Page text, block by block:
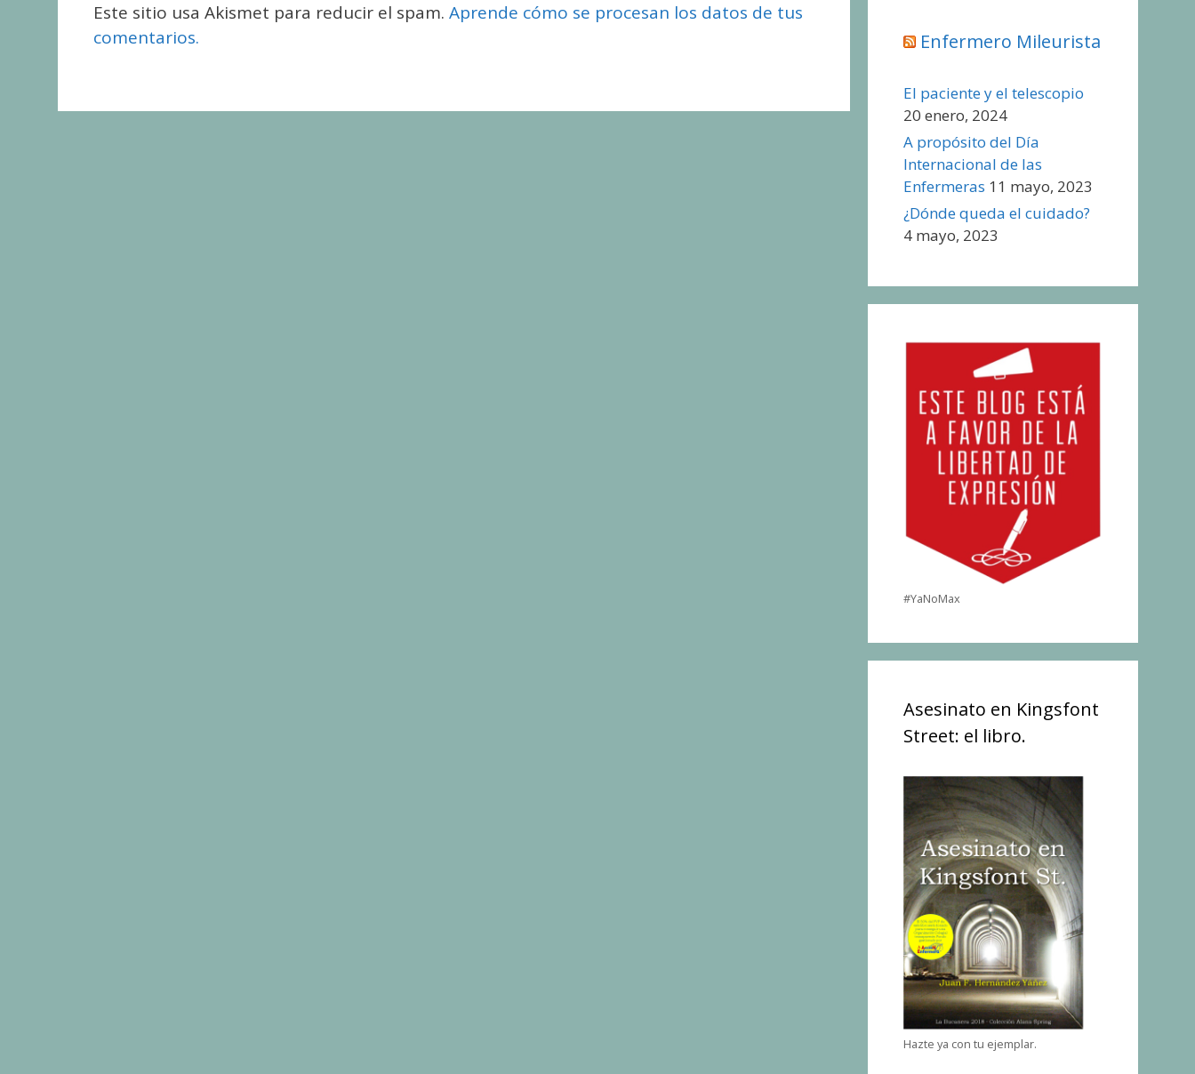
Este sitio usa Akismet para reducir el spam. Aprende cómo se procesan los datos de tus
comentarios.
Enfermero Mileurista
El paciente y el telescopio
20 enero, 2024
A propósito del Día
Internacional de las
Enfermeras 11 mayo, 2023
¿Dónde queda el cuidado?
4 mayo, 2023
#YaNoMax
Asesinato en Kingsfont
Street: el libro.
Hazte ya con tu ejemplar.